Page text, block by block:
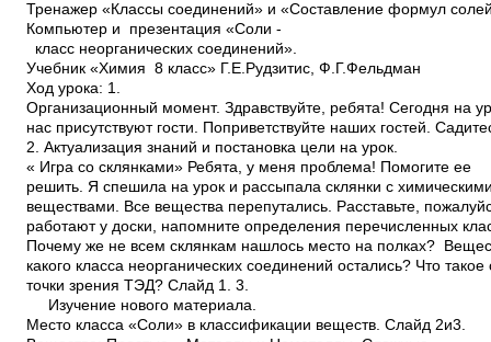
Тренажер «Классы соединений» и «Составление формул
Компьютер и презентация «Соли ­
класс неорганических соединений».
Учебник «Химия 8 класс» Г.Е.Рудзитис, Ф.Г.Фельдман
Ход урока: 1.
Организационный момент. Здравствуйте, ребята! Сегодня на
нас присутствуют гости. Поприветствуйте наших гостей.
2. Актуализация знаний и постановка цели на урок.
« Игра со склянками» Ребята, у меня проблема! Помогите ее
решить. Я спешила на урок и рассыпала склянки с
веществами. Все вещества перепутались. Расставьте,
работают у доски, напомните определения перечисленных
Почему же не всем склянкам нашлось место на полках?
какого класса неорганических соединений остались? Что
точки зрения ТЭД? Слайд 1. 3.
Изучение нового материала.
Место класса «Соли» в классификации веществ. Слайд 2и3.